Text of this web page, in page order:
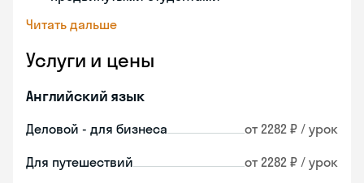
Читать дальше
Услуги и цены
Английский язык
Деловой - для бизнеса от 2282 ₽ / урок
Для путешествий от 2282 ₽ / урок